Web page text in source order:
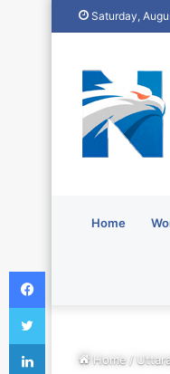
Saturday,
Home
Home/
Facebook
Twitter
LinkedIn